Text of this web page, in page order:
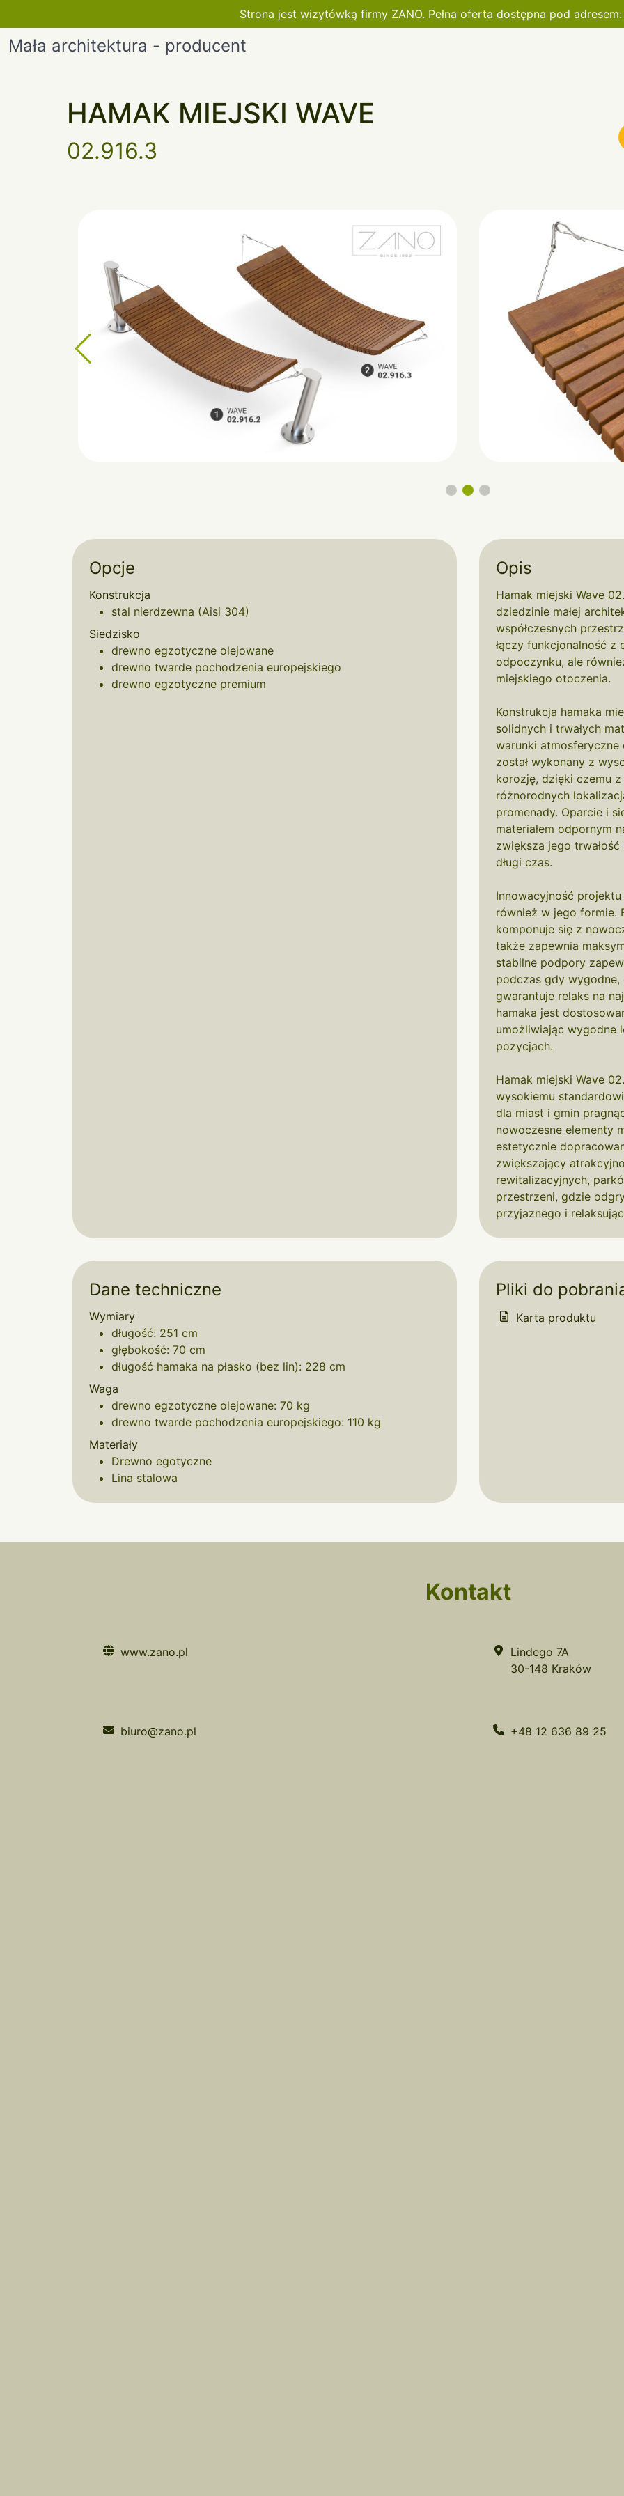
Strona jest wizytówką firmy ZANO. Pełna oferta dostępna pod
Mała architektura - producent
HAMAK MIEJSKI WAVE
02.916.3
Opcje
Konstrukcja
stal nierdzewna (Aisi 304)
Siedzisko
drewno egzotyczne olejowane
drewno twarde pochodzenia europejskiego
drewno egzotyczne premium
Opis
Hamak miejski Wave
dziedzinie małej
współczesnych
łączy funkcjonalność z
odpoczynku, ale
miejskiego otoczenia.
Konstrukcja hamaka
solidnych i trwałych
warunki atmosferyczne
został wykonany z
korozję, dzięki czemu
różnorodnych
promenady. Oparcie i
materiałem odpornym
zwiększa jego
długi czas.
Innowacyjność
również w jego formie.
komponuje się z
także zapewnia
stabilne podpory
podczas gdy
gwarantuje relaks na
hamaka jest
umożliwiając wygodne
pozycjach.
Hamak miejski Wave
wysokiemu
dla miast i gmin
nowoczesne elementy
estetycznie
zwiększający
rewitalizacyjnych,
przestrzeni, gdzie
przyjaznego i
Dane techniczne
Wymiary
długość: 251 cm
głębokość: 70 cm
długość hamaka na płasko (bez lin): 228 cm
Waga
drewno egzotyczne olejowane: 70 kg
drewno twarde pochodzenia europejskiego: 110 kg
Materiały
Drewno egotyczne
Lina stalowa
Pliki do
Karta produktu
Kontakt
www.zano.pl
Lindego 7A
30-148 Kraków
biuro@zano.pl +48 12 636 89 25